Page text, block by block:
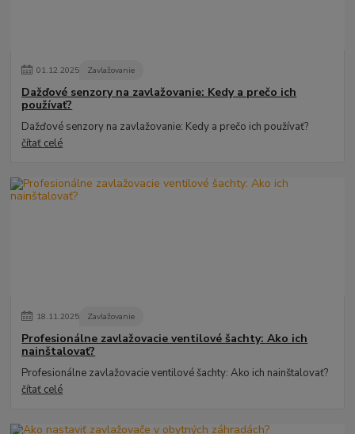
01.12.2025 Zavlažovanie
Dažďové senzory na zavlažovanie: Kedy a prečo ich
používať?
Dažďové senzory na zavlažovanie: Kedy a prečo ich používať?
čítať celé
18.11.2025 Zavlažovanie
Profesionálne zavlažovacie ventilové šachty: Ako ich
nainštalovať?
Profesionálne zavlažovacie ventilové šachty: Ako ich nainštalovať?
čítať celé